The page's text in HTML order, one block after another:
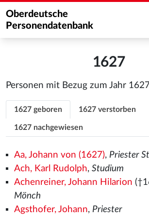
Oberdeutsche
Personendatenbank
1627
Personen mit Bezug zum Jahr
1627 geboren 1627 verstorben
1627 nachgewiesen
Aa, Johann von (1627), Priester
Ach, Karl Rudolph, Studium
Achenreiner, Johann Hilarion
Mönch
Agsthofer, Johann, Priester